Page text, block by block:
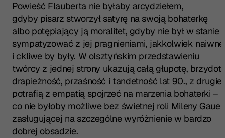
Powieść Flauberta nie byłaby arcydziełem,
gdyby pisarz stworzył satyrę na swoją bohaterkę
albo potępiający ją moralitet, gdyby nie był w stanie
sympatyzować z jej pragnieniami, jakkolwiek naiwne
i ckliwe by były. W olsztyńskim przedstawieniu
twórcy z jednej strony ukazują całą głupotę,
drapieżność, przaśność i tandetność lat 90., z drugiej
potrafią z empatią spojrzeć na marzenia bohaterki –
co nie byłoby możliwe bez świetnej roli Mileny Gauer,
zasługującej na szczególne wyróżnienie w bardzo
dobrej obsadzie.